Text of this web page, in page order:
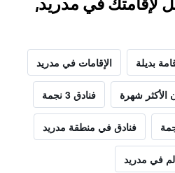
بديلة الإقامات في مدريد
الأكثر شهرة فنادق 3 نجمة
فنادق في منطقة مدريد
في مدريد